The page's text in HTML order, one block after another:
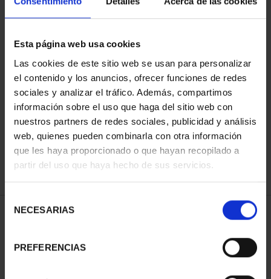
Esta página web usa cookies
Las cookies de este sitio web se usan para personalizar
el contenido y los anuncios, ofrecer funciones de redes
sociales y analizar el tráfico. Además, compartimos
información sobre el uso que haga del sitio web con
nuestros partners de redes sociales, publicidad y análisis
web, quienes pueden combinarla con otra información
que les haya proporcionado o que hayan recopilado a
partir del uso que haya hecho de sus servicios.
NECESARIAS
PREFERENCIAS
ORDENAR POR:
REFINAR
2 Productos encontrados